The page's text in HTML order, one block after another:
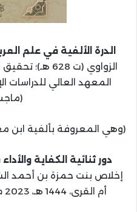
الدرة الألفية في علم
الزواوي (ت
(وهي المعروفة بألفية ابن
دور ثنائية الكفاية
إخلاص بنت حمزة بن أحمد
أم القرى، 1444 هـ، 2023 م (بحث مكمل للدكتوراه).